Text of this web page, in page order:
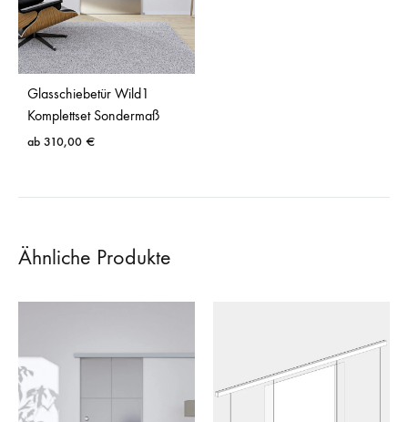
Glasschiebetür Wild1
Komplettset Sondermaß
ab 310,00 €
Ähnliche Produkte